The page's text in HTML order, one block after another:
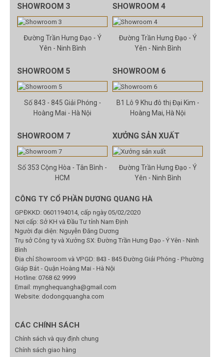
SHOWROOM 3
Đường Trần Hưng Đạo - Ý
Yên - Ninh Bình
SHOWROOM 4
Đường Trần Hưng Đạo - Ý
Yên - Ninh Bình
SHOWROOM 5
Số 843 - 845 Giải Phóng -
Hoàng Mai - Hà Nội
SHOWROOM 6
B1 Lô 9 Khu đô thị Đại Kim -
Hoàng Mai, Hà Nội
SHOWROOM 7
Số 353 Cộng Hòa - Tân Bình -
HCM
XƯỞNG SẢN XUẤT
Đường Trần Hưng Đạo - Ý
Yên - Ninh Bình
CÔNG TY CỔ PHẦN DƯƠNG QUANG HÀ
GPĐKKD: 0601194014, cấp ngày 05/02/2020
Nơi cấp: Sở KH và Đầu Tư tỉnh Nam Định
Người đại diện: Nguyễn Đăng Dương
Trụ sở Công ty và Xưởng SX: Đường Trần Hưng Đạo - Ý Yên - Ninh
Bình
Địa chỉ Showroom và VPGD: 843 - 845 Đường Giải Phóng - Phường
Giáp Bát - Quận Hoàng Mai - Hà Nội
Hotline: 0768 62 9999
Email: mynghequangha@gmail.com
Website: dodongquangha.com
CÁC CHÍNH SÁCH
Chính sách và quy định chung
Chính sách giao hàng